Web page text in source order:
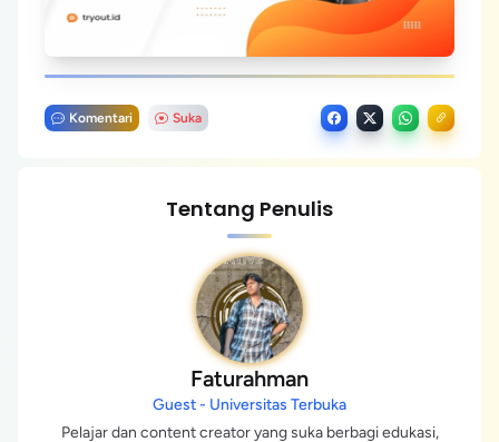
Komentari Suka
Tentang Penulis
Faturahman
Guest - Universitas Terbuka
Pelajar dan content creator yang suka berbagi edukasi,